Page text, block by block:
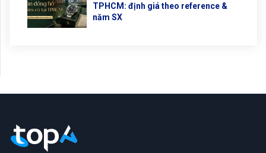
TPHCM: định giá theo reference &
năm SX